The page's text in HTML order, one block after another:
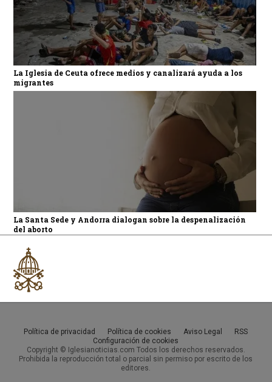
La Iglesia de Ceuta ofrece medios y canalizará ayuda a los
migrantes
La Santa Sede y Andorra dialogan sobre la despenalización
del aborto
Política de privacidad Política de cookies Aviso Legal
RSS
Configuración de cookies
Copyright © Iglesianoticias.com Todos los derechos reservados.
Prohibida la reproducción total o parcial sin permiso por escrito de los
editores.